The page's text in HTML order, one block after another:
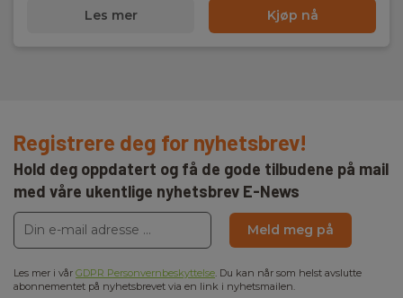
Les mer Kjøp nå
Registrere deg for nyhetsbrev!
Hold deg oppdatert og få de gode tilbudene på mail
med våre ukentlige nyhetsbrev E-News
Meld meg på
Les mer i vår GDPR Personvernbeskyttelse. Du kan når som helst avslutte
abonnementet på nyhetsbrevet via en link i nyhetsmailen.